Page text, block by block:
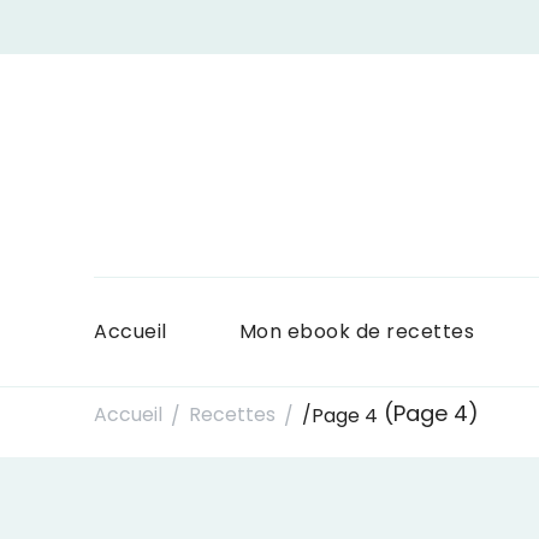
Accueil Mon ebook de recettes
Accueil / Recettes / /Page 4 (Page 4)